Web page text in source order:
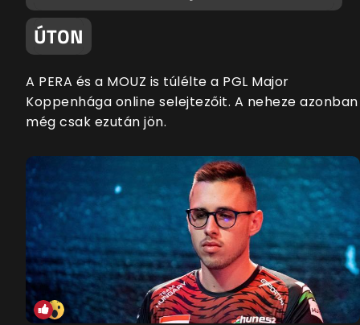
ÚTON
A PERA és a MOUZ is túlélte a PGL Major
Koppenhága online selejtezőit. A neheze azonban
még csak ezután jön.